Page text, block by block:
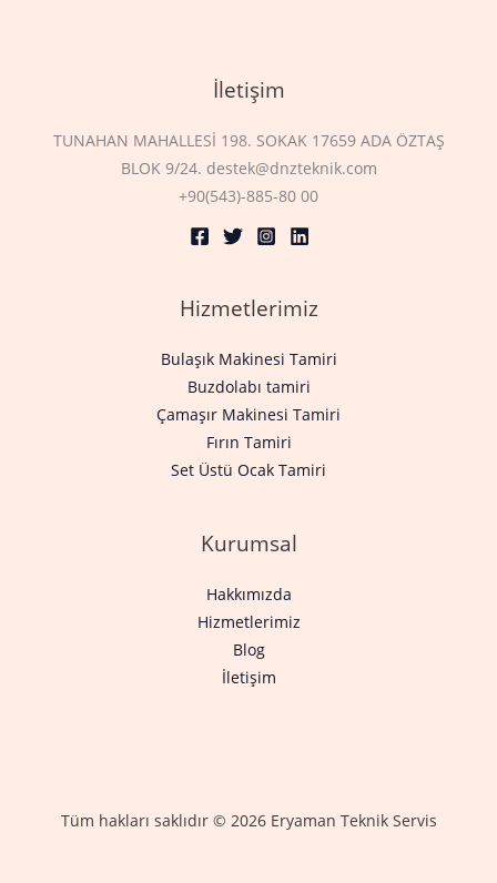
İletişim
TUNAHAN MAHALLESİ 198. SOKAK 17659 ADA ÖZTAŞ
BLOK 9/24. destek@dnzteknik.com
+90(543)-885-80 00
Hizmetlerimiz
Bulaşık Makinesi Tamiri
Buzdolabı tamiri
Çamaşır Makinesi Tamiri
Fırın Tamiri
Set Üstü Ocak Tamiri
Kurumsal
Hakkımızda
Hizmetlerimiz
Blog
İletişim
Tüm hakları saklıdır © 2026 Eryaman Teknik Servis